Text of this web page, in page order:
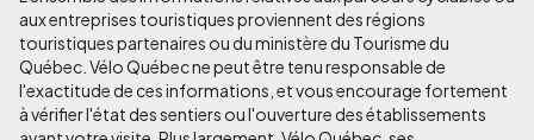
aux entreprises touristiques proviennent des régions
touristiques partenaires ou du ministère du Tourisme du
Québec. Vélo Québec ne peut être tenu responsable de
l'exactitude de ces informations, et vous encourage fortement
à vérifier l'état des sentiers ou l'ouverture des établissements